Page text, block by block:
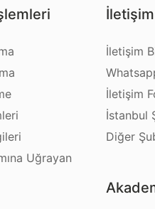
Uğrayan
İletişim
İletişim
İletişim
İstanbul
Diğer